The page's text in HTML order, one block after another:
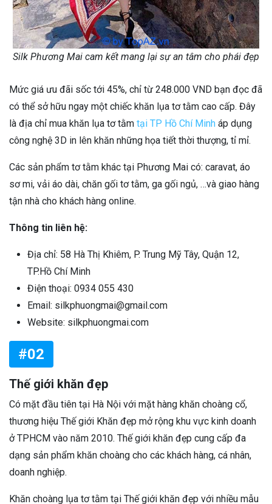
Silk Phương Mai cam kết mang lại sự an tâm cho phái đẹp
Mức giá ưu đãi sốc tới 45%, chỉ từ 248.000 VND bạn đọc đã
có thể sở hữu ngay một chiếc khăn lụa tơ tằm cao cấp. Đây
là địa chỉ mua khăn lụa tơ tằm tại TP Hồ Chí Minh áp dụng
công nghệ 3D in lên khăn những họa tiết thời thượng, tỉ mỉ.
Các sản phẩm tơ tằm khác tại Phương Mai có: caravat, áo
sơ mi, vải áo dài, chăn gối tơ tằm, ga gối ngủ, …và giao hàng
tận nhà cho khách hàng online.
Thông tin liên hệ:
Địa chỉ: 58 Hà Thị Khiêm, P. Trung Mỹ Tây, Quận 12,
TP.Hồ Chí Minh
Điện thoại: 0934 055 430
Email: silkphuongmai@gmail.com
Website: silkphuongmai.com
#02
Thế giới khăn đẹp
Có mặt đầu tiên tại Hà Nội với mặt hàng khăn choàng cổ,
thương hiệu Thế giới Khăn đẹp mở rộng khu vực kinh doanh
ở TPHCM vào năm 2010. Thế giới khăn đẹp cung cấp đa
dạng sản phẩm khăn choàng cho các khách hàng, cá nhân,
doanh nghiệp.
Khăn choàng lụa tơ tằm tại Thế giới khăn đẹp với nhiều mẫu